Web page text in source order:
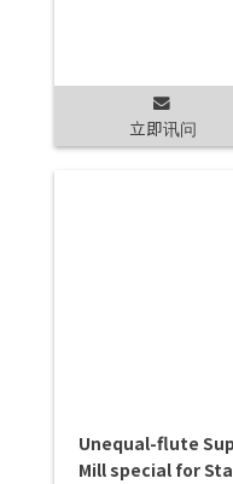
立即讯问
Unequal-flute
Mill special for